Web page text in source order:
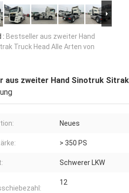
: Bestseller aus zweiter Hand
Truck Head Alle Arten von
aus zweiter Hand Sinotruk
Neues
> 350 PS
Schwerer LKW
12